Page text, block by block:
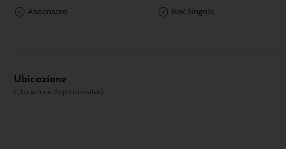
Ascensore Box Singolo
Ubicazione
(Ubicazione Approsimativa)